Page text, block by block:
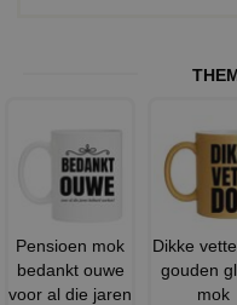
Pensioen mok
bedankt ouwe
voor al die jaren
Dikke
gouden
mok